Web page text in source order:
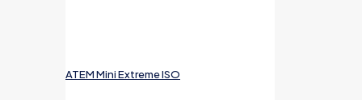
ATEM Mini Extreme ISO